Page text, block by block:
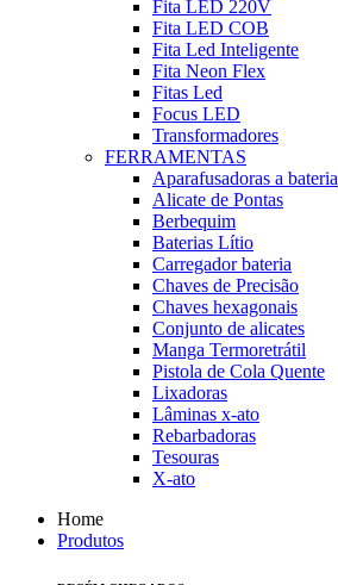
Fita LED 220V
Fita LED COB
Fita Led Inteligente
Fita Neon Flex
Fitas Led
Focus LED
Transformadores
FERRAMENTAS
Aparafusadoras a bateria
Alicate de Pontas
Berbequim
Baterias Lítio
Carregador bateria
Chaves de Precisão
Chaves hexagonais
Conjunto de alicates
Manga Termoretrátil
Pistola de Cola Quente
Lixadoras
Lâminas x-ato
Rebarbadoras
Tesouras
X-ato
Home
Produtos